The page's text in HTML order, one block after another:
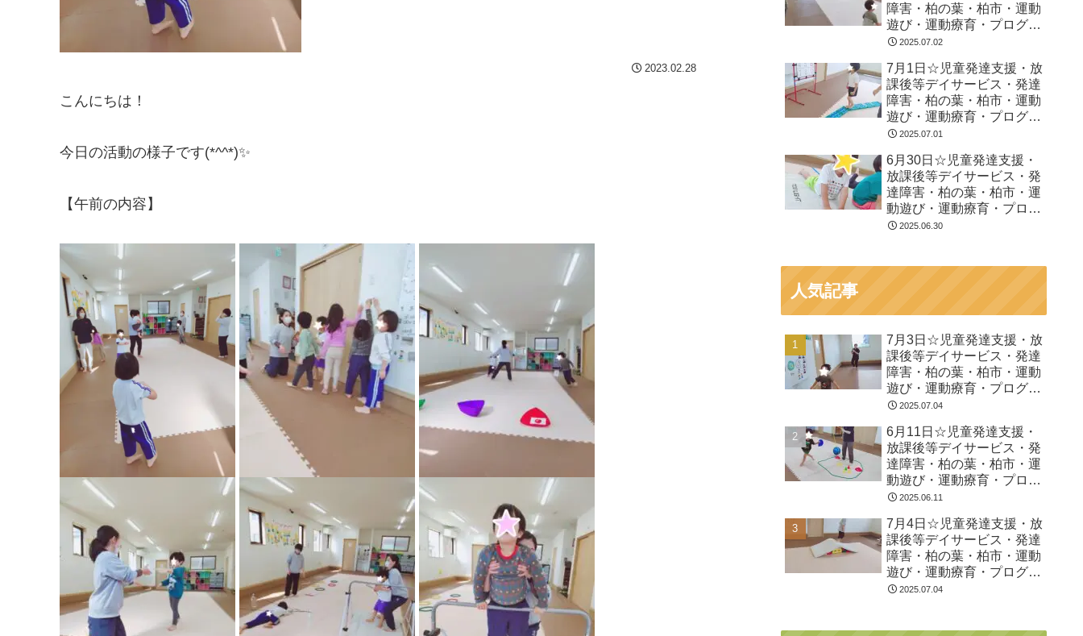
2023.02.28
こんにちは！
今日の活動の様子です(*^^*)✨
【午前の内容】
障害・柏の葉・柏市・運動
遊び・運動療育・プログラ
ム・楽しい療育
2025.07.02
7月1日☆児童発達支援・放
課後等デイサービス・発達
障害・柏の葉・柏市・運動
遊び・運動療育・プログラ
ム・楽しい療育
2025.07.01
6月30日☆児童発達支援・
放課後等デイサービス・発
達障害・柏の葉・柏市・運
動遊び・運動療育・プログ
ラム・楽しい療育
2025.06.30
人気記事
7月3日☆児童発達支援・放
課後等デイサービス・発達
障害・柏の葉・柏市・運動
遊び・運動療育・プログラ
ム・楽しい療育
2025.07.04
6月11日☆児童発達支援・
放課後等デイサービス・発
達障害・柏の葉・柏市・運
動遊び・運動療育・プログ
ラム・楽しい療育
2025.06.11
7月4日☆児童発達支援・放
課後等デイサービス・発達
障害・柏の葉・柏市・運動
遊び・運動療育・プログラ
ム・楽しい療育
2025.07.04